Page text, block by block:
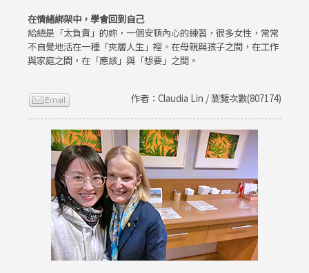
在情緒綁架中，學會回到自己
給總是「太負責」的妳，一個安頓內心的練習，很多女性，常常
不自覺地活在一種「夾層人生」裡。在母親與孩子之間，在工作
與家庭之間，在「應該」與「想要」之間。
作者：Claudia Lin / 瀏覽次數(807174)